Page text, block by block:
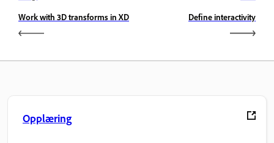
Work with 3D transforms in XD Define interactivity
Opplæring